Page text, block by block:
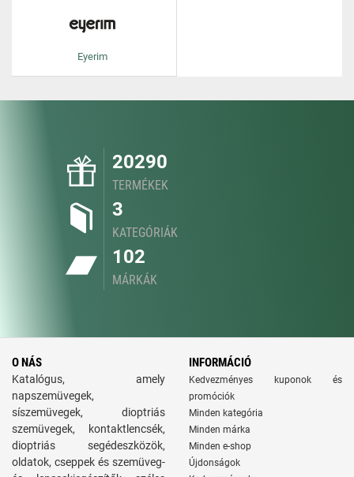
Eyerim
20290
TERMÉKEK
3
KATEGÓRIÁK
102
MÁRKÁK
O NÁS
Katalógus, amely
napszemüvegek,
síszemüvegek, dioptriás
szemüvegek, kontaktlencsék,
dioptriás segédeszközök,
oldatok, cseppek és szemüveg-
INFORMÁCIÓ
Kedvezményes kuponok és
promóciók
Minden kategória
Minden márka
Minden e-shop
Újdonságok